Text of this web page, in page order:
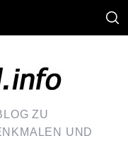
ZU
UND